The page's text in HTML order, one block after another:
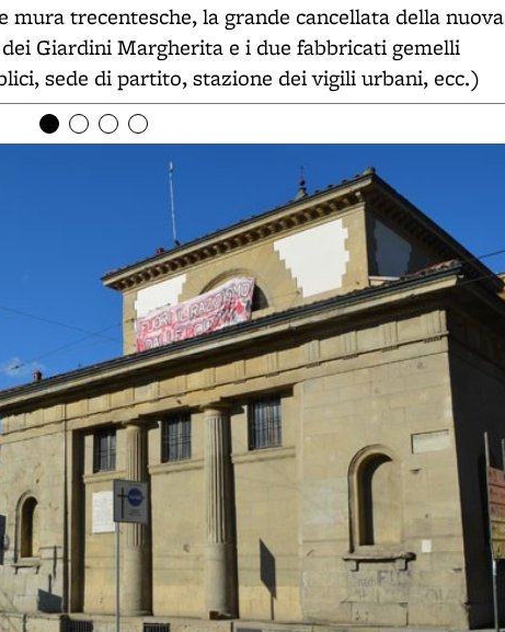
trecentesche, la grande cancellata della nuova
Giardini Margherita e i due fabbricati gemelli
sede di partito, stazione dei vigili urbani, ecc.)